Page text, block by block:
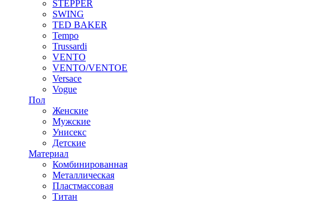
STEPPER
SWING
TED BAKER
Tempo
Trussardi
VENTO
VENTO/VENTOE
Versace
Vogue
Пол
Женские
Мужские
Унисекс
Детские
Материал
Комбинированная
Металлическая
Пластмассовая
Титан